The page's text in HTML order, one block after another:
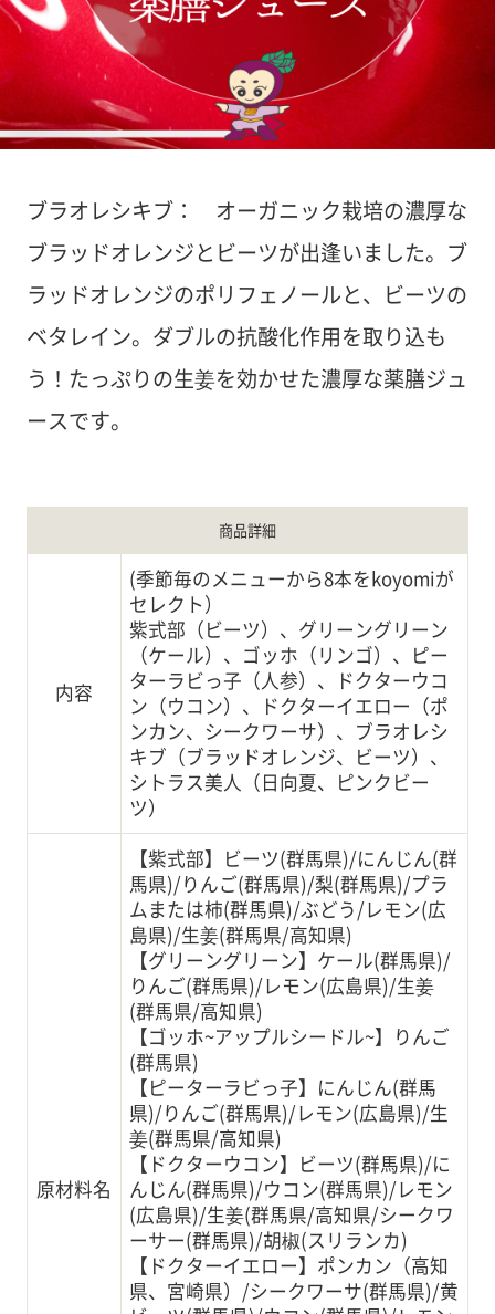
ブラオレシキブ： オーガニック栽培の濃厚な
ブラッドオレンジとビーツが出逢いました。ブ
ラッドオレンジのポリフェノールと、ビーツの
ベタレイン。ダブルの抗酸化作用を取り込も
う！たっぷりの生姜を効かせた濃厚な薬膳ジュ
ースです。
商品詳細
内容
(季節毎のメニューから8本をkoyomiが
セレクト）
紫式部（ビーツ）、グリーングリーン
（ケール）、ゴッホ（リンゴ）、ピー
ターラビっ子（人参）、ドクターウコ
ン（ウコン）、ドクターイエロー（ポ
ンカン、シークワーサ）、ブラオレシ
キブ（ブラッドオレンジ、ビーツ）、
シトラス美人（日向夏、ピンクビー
ツ）
原材料名
【紫式部】ビーツ(群馬県)/にんじん(群
馬県)/りんご(群馬県)/梨(群馬県)/プラ
ムまたは柿(群馬県)/ぶどう/レモン(広
島県)/生姜(群馬県/高知県)
【グリーングリーン】ケール(群馬県)/
りんご(群馬県)/レモン(広島県)/生姜
(群馬県/高知県)
【ゴッホ~アップルシードル~】りんご
(群馬県)
【ピーターラビっ子】にんじん(群馬
県)/りんご(群馬県)/レモン(広島県)/生
姜(群馬県/高知県)
【ドクターウコン】ビーツ(群馬県)/に
んじん(群馬県)/ウコン(群馬県)/レモン
(広島県)/生姜(群馬県/高知県/シークワ
ーサー(群馬県)/胡椒(スリランカ)
【ドクターイエロー】ポンカン（高知
県、宮崎県）/シークワーサ(群馬県)/黄